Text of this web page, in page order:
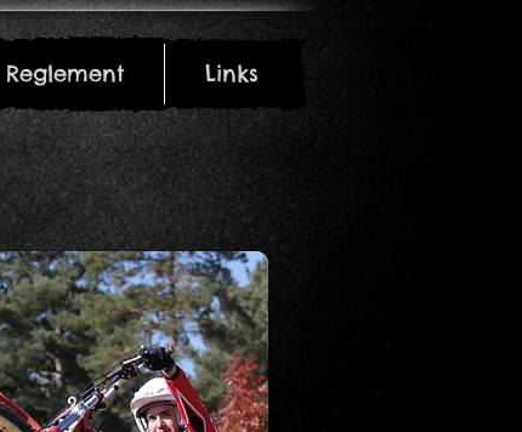
Reglement Links
Reglement Links